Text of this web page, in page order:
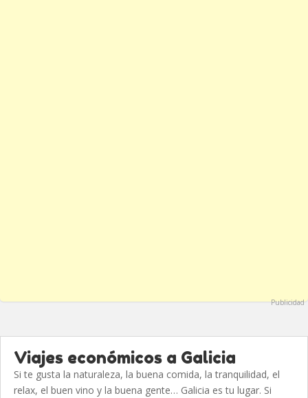
Publicidad
Viajes económicos a Galicia
Si te gusta la naturaleza, la buena comida, la tranquilidad, el
relax, el buen vino y la buena gente… Galicia es tu lugar. Si